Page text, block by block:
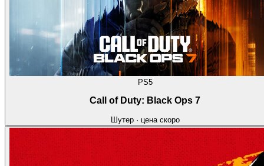
PS5
Call of Duty: Black Ops 7
Шутер· цена скоро